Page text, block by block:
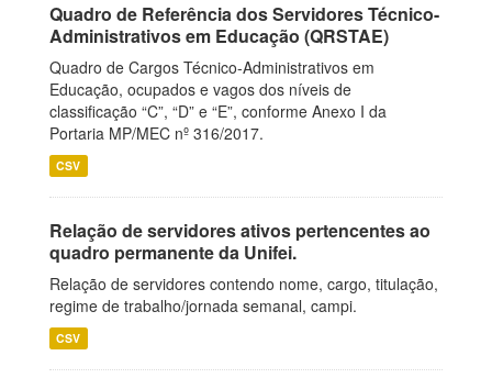
Quadro de Referência dos Servidores Técnico-
Administrativos em Educação (QRSTAE)
Quadro de Cargos Técnico-Administrativos em
Educação, ocupados e vagos dos níveis de
classificação “C”, “D” e “E”, conforme Anexo I da
Portaria MP/MEC nº 316/2017.
CSV
Relação de servidores ativos pertencentes ao
quadro permanente da Unifei.
Relação de servidores contendo nome, cargo, titulação,
regime de trabalho/jornada semanal, campi.
CSV